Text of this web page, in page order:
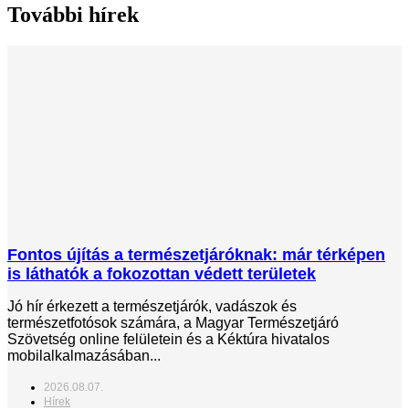
További hírek
Fontos újítás a természetjáróknak: már térképen
is láthatók a fokozottan védett területek
Jó hír érkezett a természetjárók, vadászok és
természetfotósok számára, a Magyar Természetjáró
Szövetség online felületein és a Kéktúra hivatalos
mobilalkalmazásában...
2026.08.07.
Hírek